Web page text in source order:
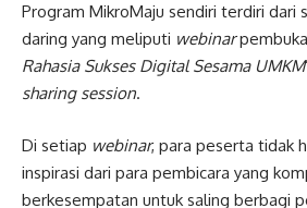
Program MikroMaju sendiri terdiri dari
daring yang meliputi webinar
Rahasia Sukses Digital Sesama UMKM
sharing session.
Di setiap webinar, para peserta tidak
inspirasi dari para pembicara yang
berkesempatan untuk saling berbagi